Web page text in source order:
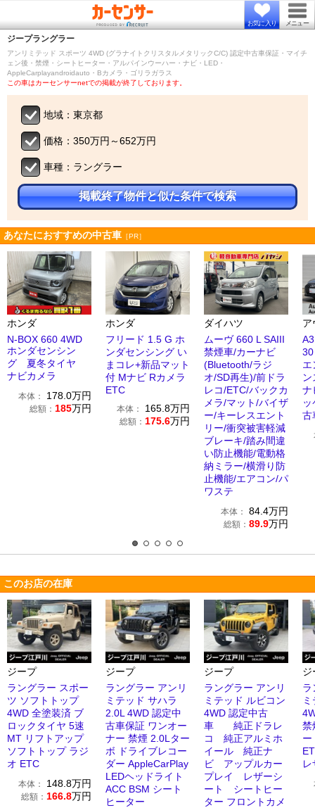
お気に入り メニュー
ジープラングラー
アンリミテッド スポーツ 4WD (グラナイトクリスタルメタリックC/C) 認定中古車保証・マイチ
ェン後・禁煙・シートヒーター・アルパインウーハー・ナビ・LED・
AppleCarplayandroidauto・Bカメラ・ゴリラガラス
この車はカーセンサーnetでの掲載が終了しております。
地域：東京都
価格：350万円～652万円
車種：ラングラー
掲載終了物件と似た条件で検索
あなたにおすすめの中古車 ［PR］
ホンダ
N-BOX 660 4WD
ホンダセンシン
グ 夏冬タイヤ
ナビカメラ
本体： 178.0万円
総額： 185万円
ホンダ
フリード 1.5 G ホ
ンダセンシング い
まコレ+新品マット
付 Mナビ Rカメラ
ETC
本体： 165.8万円
総額： 175.6万円
ダイハツ
ムーヴ 660 L SAIII
禁煙車/カーナビ
(Bluetooth/ラジ
オ/SD再生)/前ドラ
レコ/ETC/バックカ
メラ/マット/バイザ
ー/キーレスエント
リー/衝突被害軽減
ブレーキ/踏み間違
い防止機能/電動格
納ミラー/横滑り防
止機能/エアコン/パ
ワステ
本体： 84.4万円
総額： 89.9万円
ア
エ
ナ
古
このお店の在庫
ジープ
ラングラー スポー
ツ ソフトトップ
4WD 全塗装済 ブ
ロックタイヤ 5速
MT リフトアップ
ソフトトップ ラジ
オ ETC
本体： 148.8万円
総額： 166.8万円
ジープ
ラングラー アンリ
ミテッド サハラ
2.0L 4WD 認定中
古車保証 ワンオー
ナー 禁煙 2.0Lター
ボ ドライブレコー
ダー AppleCarPlay
LEDヘッドライト
ACC BSM シート
ヒーター
ジープ
ラングラー アンリ
ミテッド ルビコン
4WD 認定中古
車 純正ドラレ
コ 純正アルミホ
イール 純正ナ
ビ アップルカー
プレイ レザーシ
ート シートヒー
ター フロントカメ
ジ
ラ
禁
ー